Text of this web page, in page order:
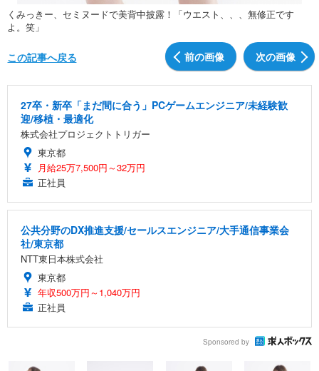
くみっきー、セミヌードで美背中披露！「ウエスト、、、無修正です
よ。笑」
前の画像 次の画像
この記事へ戻る
27卒・新卒「まだ間に合う」PCゲームエンジニア/未経験歓
迎/移植・最適化
株式会社プロジェクトトリガー
東京都
月給25万7,500円～32万円
正社員
公共分野のDX推進支援/セールスエンジニア/大手通信事業会
社/東京都
NTT東日本株式会社
東京都
年収500万円～1,040万円
正社員
Sponsored by